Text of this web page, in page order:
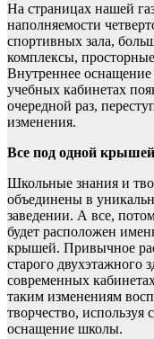
На страницах нашей
наполняемости
спортивных зала,
комплексы,
Внутреннее
учебных кабинетах
очередной раз,
изменения.
Все под одной крышей
Школьные знания и
объединены в
заведении. А все,
будет расположен
крышей. Привычное
старого двухэтажного
современных
таким изменениям
творчество, используя
оснащение школы.